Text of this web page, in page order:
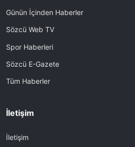
Günün İçinden Haberler
Sözcü Web TV
Spor Haberleri
Sözcü E-Gazete
Tüm Haberler
İletişim
İletişim